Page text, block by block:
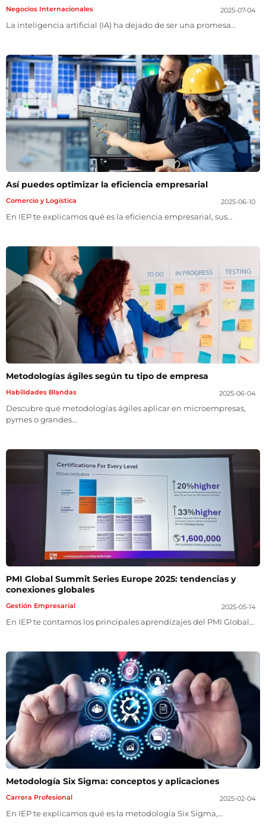
Negocios Internacionales 2025-07-04
La inteligencia artificial (IA) ha dejado de ser una promesa…
Así puedes optimizar la eficiencia empresarial
Comercio y Logística 2025-06-10
En IEP te explicamos qué es la eficiencia empresarial, sus…
Metodologías ágiles según tu tipo de empresa
Habilidades Blandas 2025-06-04
Descubre qué metodologías ágiles aplicar en microempresas,
pymes o grandes…
PMI Global Summit Series Europe 2025: tendencias y
conexiones globales
Gestión Empresarial 2025-05-14
En IEP te contamos los principales aprendizajes del PMI Global…
Metodología Six Sigma: conceptos y aplicaciones
Carrera Profesional 2025-02-04
En IEP te explicamos qué es la metodología Six Sigma,…